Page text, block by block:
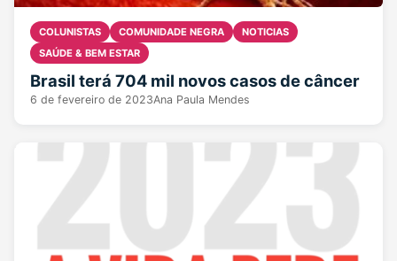
COLUNISTAS COMUNIDADE NEGRA
NOTICIAS
SAÚDE & BEM ESTAR
Brasil terá 704 mil novos casos de câncer
6 de fevereiro de 2023Ana Paula Mendes